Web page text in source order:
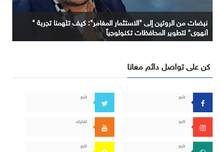
نبضات من الروتين إلى "الاستثمار المغامر": كيف تلهمنا تجربة "
آنهوي" لتطوير المحافظات تكنولوجياً
كن على تواصل دائم معانا
تابع تابع
تابع اشترك
تابع تابع